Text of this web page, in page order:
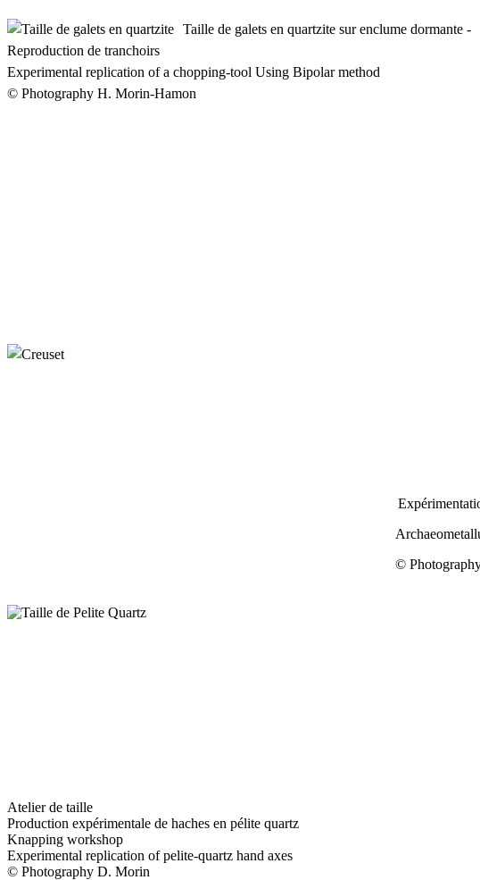
Taille de galets en quartzite sur enclume dormante -
Reproduction de tranchoirs
Experimental replication of a chopping-tool Using Bipolar method
© Photography H. Morin-Hamon
©
Atelier de taille
Production expérimentale de haches en pélite quartz
Knapping workshop
Experimental replication of pelite-quartz hand axes
© Photography D. Morin